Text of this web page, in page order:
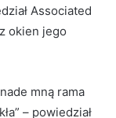
Associated
okien jego
mną rama
– powiedział